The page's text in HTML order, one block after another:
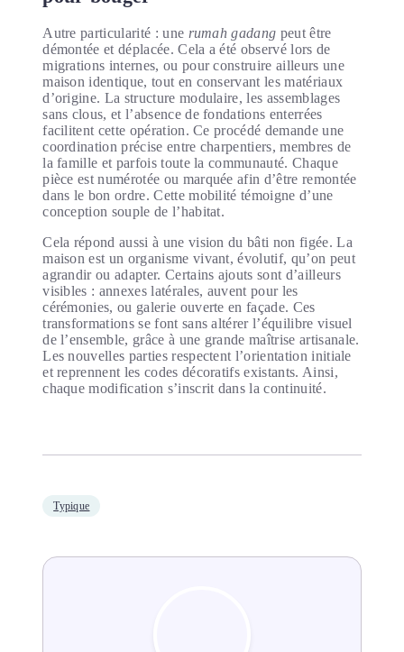
Autre particularité : une rumah gadang peut être
démontée et déplacée. Cela a été observé lors de
migrations internes, ou pour construire ailleurs une
maison identique, tout en conservant les matériaux
d’origine. La structure modulaire, les assemblages
sans clous, et l’absence de fondations enterrées
facilitent cette opération. Ce procédé demande une
coordination précise entre charpentiers, membres de
la famille et parfois toute la communauté. Chaque
pièce est numérotée ou marquée afin d’être remontée
dans le bon ordre. Cette mobilité témoigne d’une
conception souple de l’habitat.
Cela répond aussi à une vision du bâti non figée. La
maison est un organisme vivant, évolutif, qu’on peut
agrandir ou adapter. Certains ajouts sont d’ailleurs
visibles : annexes latérales, auvent pour les
cérémonies, ou galerie ouverte en façade. Ces
transformations se font sans altérer l’équilibre visuel
de l’ensemble, grâce à une grande maîtrise artisanale.
Les nouvelles parties respectent l’orientation initiale
et reprennent les codes décoratifs existants. Ainsi,
chaque modification s’inscrit dans la continuité.
Typique